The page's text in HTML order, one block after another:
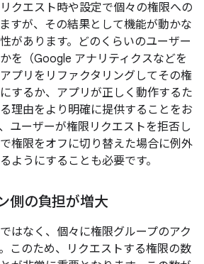
クエスト時や設定で個々の権限への
すが、その結果として機能が動かな
があります。
どのくらいのユーザー
を（Google アナリティクスなどを
プリをリファクタリングしてその権
するか、アプリが正しく動作するた
理由をより明確に提供することをお
ユーザーが権限リクエストを拒否し
権限をオフに切り替えた場合に例外
ようにすることも必要です。
側の負担が増大
はなく、個々に権限グループのアク
このため、リクエストする権限の数